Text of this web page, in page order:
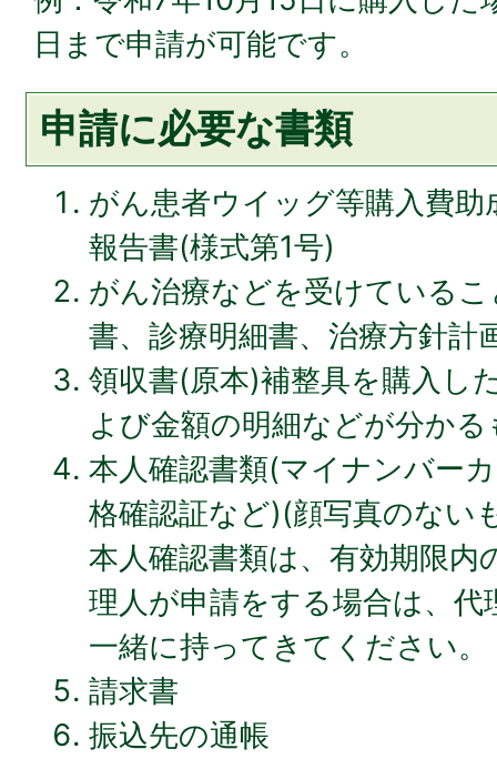
日まで申請が可能です。
申請に必要な書類
がん患者ウイッグ等購入費助
報告書(様式第1号)
がん治療などを受けている
書、診療明細書、治療方針計
領収書(原本)補整具を購入し
よび金額の明細などが分かる
本人確認書類(マイナンバー
格確認証など)(顔写真のない
本人確認書類は、有効期限内
理人が申請をする場合は、代
一緒に持ってきてください。
請求書
振込先の通帳